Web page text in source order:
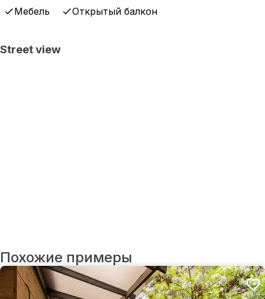
Мебель Открытый балкон
Street view
Похожие примеры